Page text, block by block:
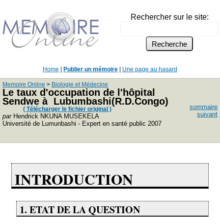
Rechercher sur le site:
Home Publier un mémoire Une page au hasard
Memoire Online > Biologie et Médecine
Le taux d'occupation de l'hôpital
Sendwe à Lubumbashi(R.D.Congo)
( Télécharger le fichier original )
parHendrick NKUNA MUSEKELA
Université de Lumunbashi - Expert en santé public 2007
sommaire
suivant
INTRODUCTION
1. ETAT DE LA QUESTION